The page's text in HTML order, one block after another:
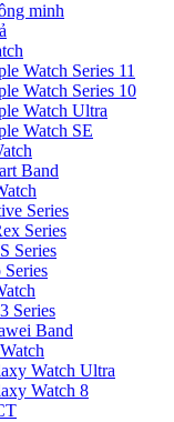
minh
Watch Series 11
Watch Series 10
Watch Ultra
Watch SE
Band
Series
Series
Series
Series
Band
Watch Ultra
Watch 8